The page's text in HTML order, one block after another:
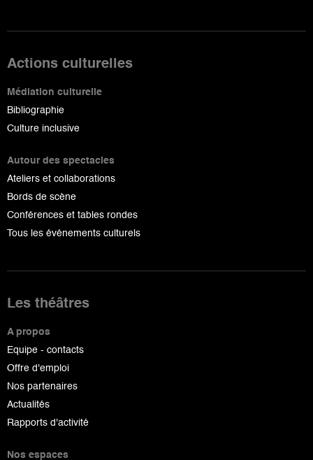
Actions culturelles
Médiation culturelle
Bibliographie
Culture inclusive
Autour des spectacles
Ateliers et collaborations
Bords de scène
Conférences et tables rondes
Tous les événements culturels
Les théâtres
A propos
Equipe - contacts
Offre d'emploi
Nos partenaires
Actualités
Rapports d'activité
Nos espaces